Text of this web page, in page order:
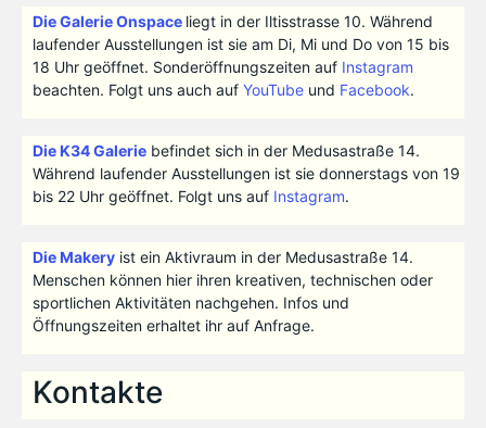
Die Galerie Onspace liegt in der Iltisstrasse 10. Während
laufender Ausstellungen ist sie am Di, Mi und Do von 15 bis
18 Uhr geöffnet. Sonderöffnungszeiten auf Instagram
beachten. Folgt uns auch auf YouTubeund Facebook.
Die K34 Galeriebefindet sich in der Medusastraße 14.
Während laufender Ausstellungen ist sie donnerstags von 19
bis 22 Uhr geöffnet. Folgt uns auf Instagram.
Die Makeryist ein Aktivraum in der Medusastraße 14.
Menschen können hier ihren kreativen, technischen oder
sportlichen Aktivitäten nachgehen. Infos und
Öffnungszeiten erhaltet ihr auf Anfrage.
Kontakte